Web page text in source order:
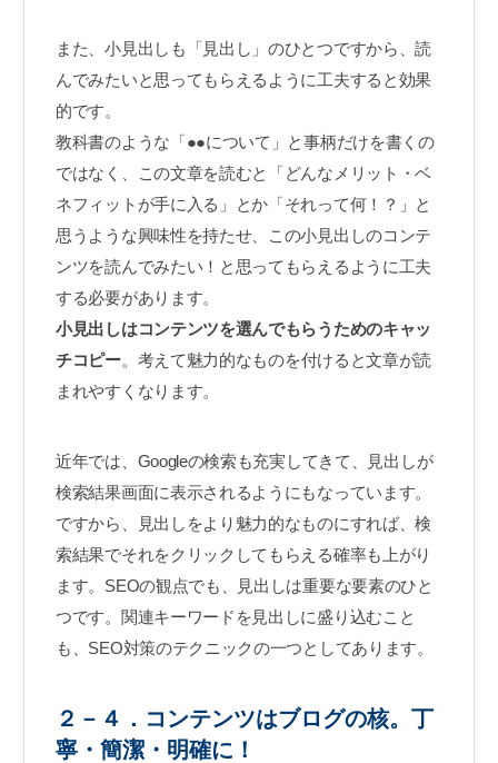
また、小見出しも「見出し」のひとつですから、読
んでみたいと思ってもらえるように工夫すると効果
的です。
教科書のような「●●について」と事柄だけを書くの
ではなく、この文章を読むと「どんなメリット・ベ
ネフィットが手に入る」とか「それって何！？」と
思うような興味性を持たせ、この小見出しのコンテ
ンツを読んでみたい！と思ってもらえるように工夫
する必要があります。
小見出しはコンテンツを選んでもらうためのキャッ
チコピー。考えて魅力的なものを付けると文章が読
まれやすくなります。
近年では、Googleの検索も充実してきて、見出しが
検索結果画面に表示されるようにもなっています。
ですから、見出しをより魅力的なものにすれば、検
索結果でそれをクリックしてもらえる確率も上がり
ます。SEOの観点でも、見出しは重要な要素のひと
つです。関連キーワードを見出しに盛り込むこと
も、SEO対策のテクニックの一つとしてあります。
２－４．コンテンツはブログの核。丁
寧・簡潔・明確に！